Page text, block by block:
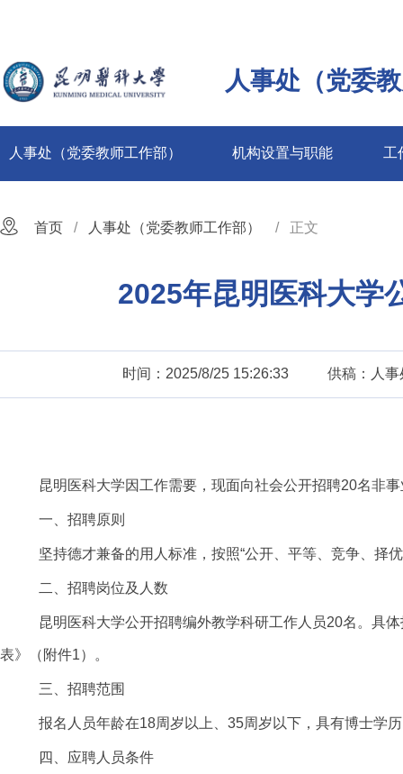
人事处（党委
人事处（党委教师工作部） 机构设置与职能 工
首页 人事处（党委教师工作部） 正文
2025年昆明医科大学
时间：2025/8/25 15:26:33 供稿：人
昆明医科大学因工作需要，现面向社会公开招聘20名非
一、招聘原则
坚持德才兼备的用人标准，按照“公开、平等、竞争、择
二、招聘岗位及人数
昆明医科大学公开招聘编外教学科研工作人员20名。具
表》（附件1）。
三、招聘范围
报名人员年龄在18周岁以上、 35周岁以下，具有博士学
四、应聘人员条件